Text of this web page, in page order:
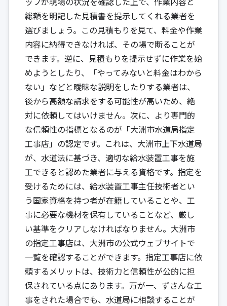
総額を明記した見積書を提示してくれる業者を
選びましょう。この見積もりを見て、料金や作業
内容に納得できなければ、その場で断ることが
できます。逆に、見積もりを提示せずに作業を始
めようとしたり、「やってみないと料金はわから
ない」などと曖昧な説明をしたりする業者は、
後から高額な請求をする可能性が高いため、絶
対に依頼してはいけません。次に、より専門的
な信頼性の指標となるのが「大洲市水道局指定
工事店」の認定です。これは、大洲市上下水道局
が、水道法に基づき、適切な給水装置工事を施
工できると認めた業者に与える資格です。指定を
受けるためには、給水装置工事主任技術者とい
う国家資格を持つ者が在籍していることや、工
事に必要な機材を保有していることなど、厳し
い基準をクリアしなければなりません。大洲市
の指定工事店は、大洲市の公式ウェブサイトで
一覧を確認することができます。指定工事店に依
頼するメリットは、技術力と信頼性が公的に担
保されている点にあります。万が一、ずさんな工
事をされた場合でも、水道局に相談することが